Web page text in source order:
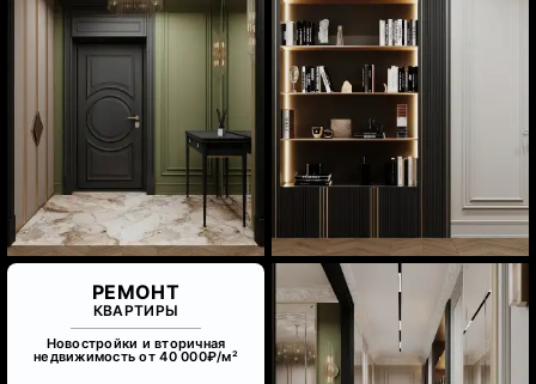
РЕМОНТ
КВАРТИРЫ
Новостройки и вторичная
недвижимость от 40 000₽/м²